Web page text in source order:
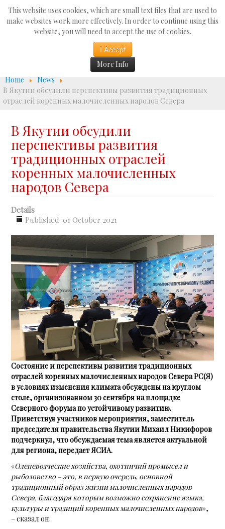
This website uses cookies, which are small text files that are used to
make websites work more effectively. In order to continue using this
website, you will need to accept the use of cookies.
I Accept
More Info
Search
...
Home
News
В Якутии обсудили перспективы развития традиционных
отраслей коренных малочисленных народов Севера
В Якутии обсудили
перспективы развития
традиционных отраслей
коренных малочисленных
народов Севера
Details
Published: 01 October 2021
Состояние и перспективы развития традиционных
отраслей коренных малочисленных народов Севера РС(Я)
в условиях изменения климата обсуждены на круглом
столе, организованном 30 сентября на площадке
Северного форума по устойчивому развитию.
Приветствуя участников мероприятия, заместитель
председателя правительства Якутии Михаил Никифоров
подчеркнул, что обсуждаемая тема является актуальной
для региона, передает ЯСИА.
«Оленеводческие хозяйства, охотничий промысел и
рыболовство – это, в первую очередь, основной
традиционный образ жизни малочисленных народов
Севера, благодаря которым возможно сохранение языка,
культуры и традиций коренных малочисленных народов»,
– сказал он.